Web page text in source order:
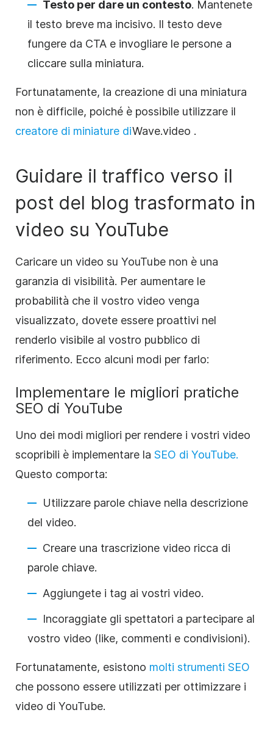
Testo per dare un contesto. Mantenete
il testo breve ma incisivo. Il testo deve
fungere da CTA e invogliare le persone a
cliccare sulla miniatura.
Fortunatamente, la creazione di una miniatura
non è difficile, poiché è possibile utilizzare il
creatore di miniature diWave.video .
Guidare il traffico verso il
post del blog trasformato in
video su YouTube
Caricare un video su YouTube non è una
garanzia di visibilità. Per aumentare le
probabilità che il vostro video venga
visualizzato, dovete essere proattivi nel
renderlo visibile al vostro pubblico di
riferimento. Ecco alcuni modi per farlo:
Implementare le migliori pratiche
SEO di YouTube
Uno dei modi migliori per rendere i vostri video
scopribili è implementare la SEO di YouTube.
Questo comporta:
Utilizzare parole chiave nella descrizione
del video.
Creare una trascrizione video ricca di
parole chiave.
Aggiungete i tag ai vostri video.
Incoraggiate gli spettatori a partecipare al
vostro video (like, commenti e condivisioni).
Fortunatamente, esistono molti strumenti SEO
che possono essere utilizzati per ottimizzare i
video di YouTube.